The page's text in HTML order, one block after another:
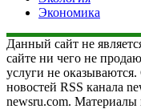
Экономика
Данный сайт не
сайте ни чего не
услуги не оказываются.
новостей RSS канала
newsru.com. Материалы